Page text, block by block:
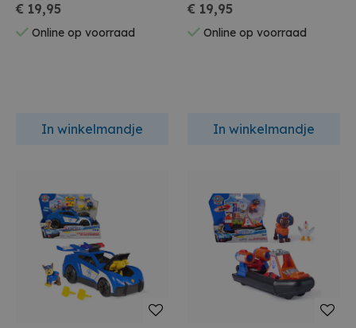
€ 19,95
Online op voorraad
In winkelmandje
€ 19,95
Online op voorraad
In winkelmandje